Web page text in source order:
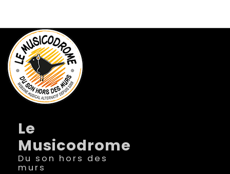
Le
Musicodrome
Du son hors des
murs